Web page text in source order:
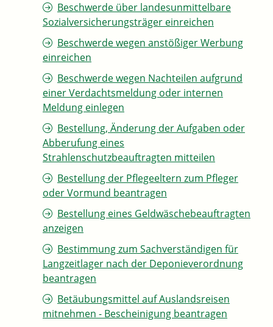
Beschwerde über landesunmittelbare
Sozialversicherungsträger einreichen
Beschwerde wegen anstößiger Werbung
einreichen
Beschwerde wegen Nachteilen aufgrund
einer Verdachtsmeldung oder internen
Meldung einlegen
Bestellung, Änderung der Aufgaben oder
Abberufung eines
Strahlenschutzbeauftragten mitteilen
Bestellung der Pflegeeltern zum Pfleger
oder Vormund beantragen
Bestellung eines Geldwäschebeauftragten
anzeigen
Bestimmung zum Sachverständigen für
Langzeitlager nach der Deponieverordnung
beantragen
Betäubungsmittel auf Auslandsreisen
mitnehmen - Bescheinigung beantragen